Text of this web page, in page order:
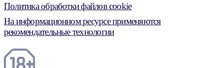
Политика обработки файлов cookie
На информационном ресурсе применяются
рекомендательные технологии